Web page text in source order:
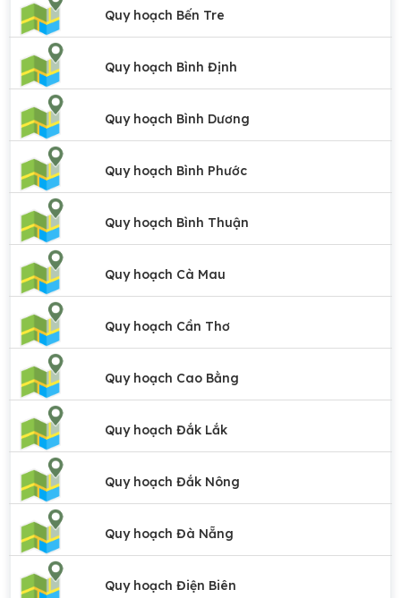
Quy hoạch Bến Tre
Quy hoạch Bình Định
Quy hoạch Bình Dương
Quy hoạch Bình Phước
Quy hoạch Bình Thuận
Quy hoạch Cà Mau
Quy hoạch Cần Thơ
Quy hoạch Cao Bằng
Quy hoạch Đắk Lắk
Quy hoạch Đắk Nông
Quy hoạch Đà Nẵng
Quy hoạch Điện Biên